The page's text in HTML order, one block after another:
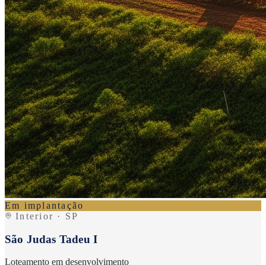
Em implantação
Interior · SP
São Judas Tadeu I
Loteamento em desenvolvimento